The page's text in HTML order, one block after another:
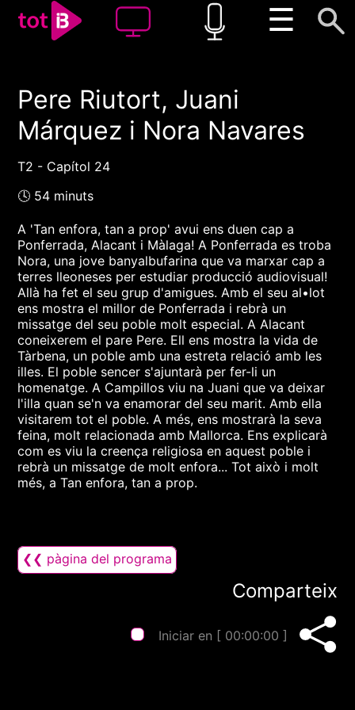
☰
00:00 00:00
1x
Pere Riutort, Juani
Márquez i Nora Navares
T2 - Capítol 24
🕓 54 minuts
A 'Tan enfora, tan a prop' avui ens duen cap a
Ponferrada, Alacant i Màlaga! A Ponferrada es troba
Nora, una jove banyalbufarina que va marxar cap a
terres lleoneses per estudiar producció audiovisual!
Allà ha fet el seu grup d'amigues. Amb el seu al•lot
ens mostra el millor de Ponferrada i rebrà un
missatge del seu poble molt especial. A Alacant
coneixerem el pare Pere. Ell ens mostra la vida de
Tàrbena, un poble amb una estreta relació amb les
illes. El poble sencer s'ajuntarà per fer-li un
homenatge. A Campillos viu na Juani que va deixar
l'illa quan se'n va enamorar del seu marit. Amb ella
visitarem tot el poble. A més, ens mostrarà la seva
feina, molt relacionada amb Mallorca. Ens explicarà
com es viu la creença religiosa en aquest poble i
rebrà un missatge de molt enfora... Tot això i molt
més, a Tan enfora, tan a prop.
❮❮ pàgina del programa
Comparteix
Iniciar en [ 00:00:00 ]